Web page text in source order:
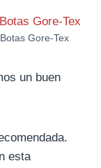
Botas Gore-Tex
un buen
esta